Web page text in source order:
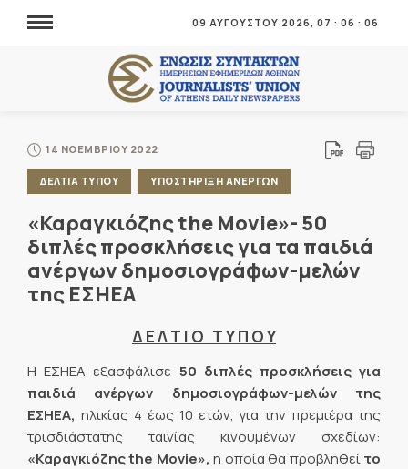
09 ΑΥΓΟΥΣΤΟΥ 2026, 07 : 06 : 06
14 ΝΟΕΜΒΡΙΟΥ 2022
ΔΕΛΤΙΑ ΤΥΠΟΥ ΥΠΟΣΤΗΡΙΞΗ ΑΝΕΡΓΩΝ
«Καραγκιόζης the Movie»- 50
διπλές προσκλήσεις για τα παιδιά
ανέργων δημοσιογράφων-μελών
της ΕΣΗΕΑ
Δ Ε Λ Τ Ι Ο Τ Υ Π Ο Υ
Η ΕΣΗΕΑ εξασφάλισε 50 διπλές προσκλήσεις για
παιδιά ανέργων
δημοσιογράφων-μελών της
ΕΣΗΕΑ, ηλικίας 4 έως 10 ετών, για την πρεμιέρα της
τρισδιάστατης ταινίας κινουμένων σχεδίων:
«Καραγκιόζηςthe Movie»,η οποία θα προβληθείτο